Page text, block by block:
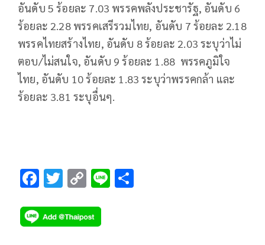
อันดับ 5 ร้อยละ 7.03 พรรคพลังประชารัฐ, อันดับ 6
ร้อยละ 2.28 พรรคเสรีรวมไทย, อันดับ 7 ร้อยละ 2.18
พรรคไทยสร้างไทย, อันดับ 8 ร้อยละ 2.03 ระบุว่าไม่
ตอบ/ไม่สนใจ, อันดับ 9 ร้อยละ 1.88 พรรคภูมิใจ
ไทย, อันดับ 10 ร้อยละ 1.83 ระบุว่าพรรคกล้า และ
ร้อยละ 3.81 ระบุอื่นๆ.
F
e
b
T
tt
er
C
p
y
Li